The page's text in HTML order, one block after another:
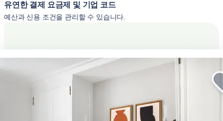
유연한 결제 요금제 및 기업 코드
예산과 신용 조건을 관리할 수 있습니다.